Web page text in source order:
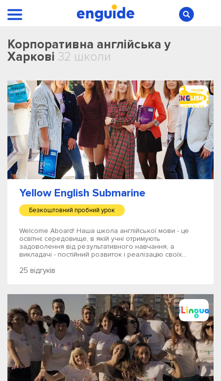
Корпоративна англійська у
Харкові 32 школи
Yellow English Submarine
Безкоштовний пробний урок
Welcome Aboard! Наша школа англійської мови - це
освітнє середовище, в якій учні отримують
задоволення від результативного навчання, а
викладачі - постійний розвиток і реалізацію своїх...
25 відгуків